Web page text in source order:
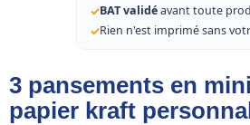
✓BAT validéavant toute
✓Rien n'est imprimé sans
3 pansements en
papier kraft